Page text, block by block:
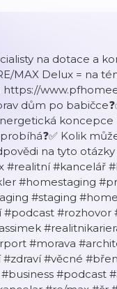
na dotace a
MAX Delux = na
dům po
Kolik
na tyto
#kancelář
#homestaging
#staging
#morava
#věcné
#podcast